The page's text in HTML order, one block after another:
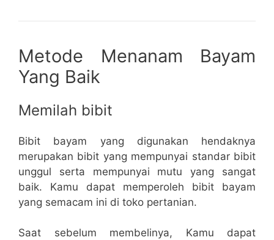
Metode Menanam Bayam
Yang Baik
Memilah bibit
Bibit bayam yang digunakan hendaknya
merupakan bibit yang mempunyai standar bibit
unggul serta mempunyai mutu yang sangat
baik. Kamu dapat memperoleh bibit bayam
yang semacam ini di toko pertanian.
Saat sebelum membelinya, Kamu dapat